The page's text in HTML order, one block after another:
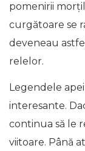
pomenirii
curgătoare se
deveneau
relelor.
Legendele
interesante.
continua să le
viitoare. Până